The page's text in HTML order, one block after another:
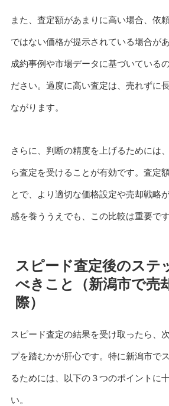
また、査定額があまりに高い場合、依
ではない価格が提示されている場合が
成約事例や市場データに基づいている
ださい。過度に高い査定は、売れずに
ながります。
さらに、判断の精度を上げるためには
ら査定を受けることが有効です。査定
とで、より適切な価格設定や売却戦略
感を養ううえでも、この比較は重要です
スピード査定後のステ
べきこと（新潟市で売
際）
スピード査定の結果を受け取ったら、
プを踏むかが肝心です。特に新潟市で
るためには、以下の３つのポイントに
い。